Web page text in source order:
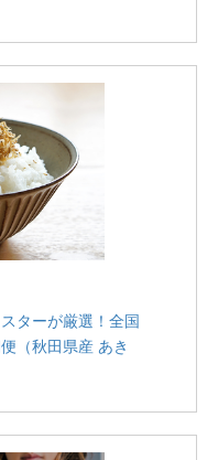
ターが厳選！全国
（秋田県産 あき